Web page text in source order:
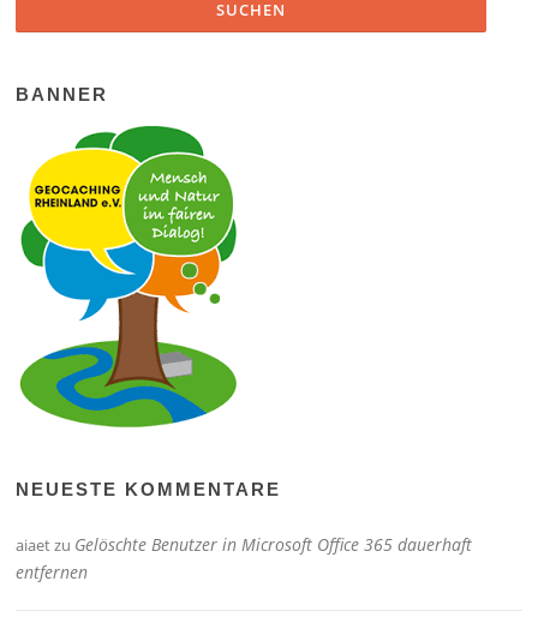
BANNER
NEUESTE KOMMENTARE
aiaetzu Gelöschte Benutzer in Microsoft Office 365 dauerhaft
entfernen